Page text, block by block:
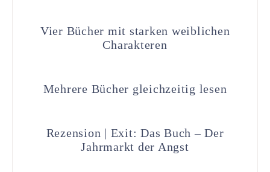
Vier Bücher mit starken weiblichen
Charakteren
Mehrere Bücher gleichzeitig lesen
Rezension | Exit: Das Buch – Der
Jahrmarkt der Angst